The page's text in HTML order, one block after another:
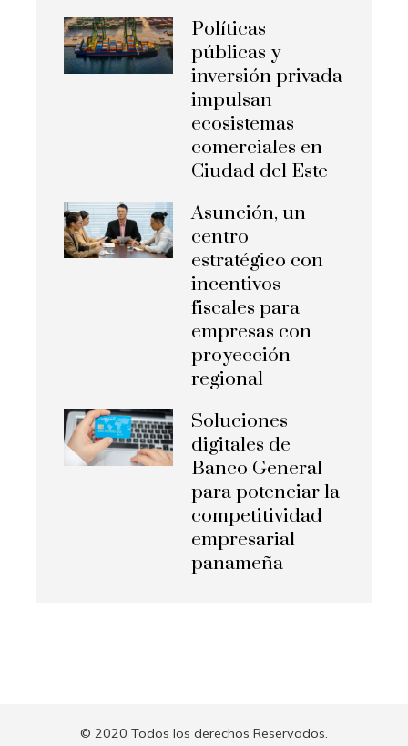
Políticas
públicas y
inversión privada
impulsan
ecosistemas
comerciales en
Ciudad del Este
Asunción, un
centro
estratégico con
incentivos
fiscales para
empresas con
proyección
regional
Soluciones
digitales de
Banco General
para potenciar la
competitividad
empresarial
panameña
© 2020 Todos los derechos Reservados.